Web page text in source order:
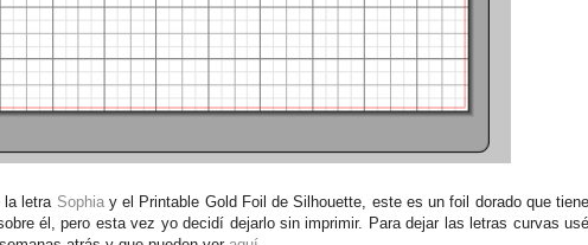
la letra Sophiay el Printable Gold Foil de Silhouette, este es un foil dorado que tiene
él, pero esta vez yo decidí dejarlo sin imprimir. Para dejar las letras curvas usé